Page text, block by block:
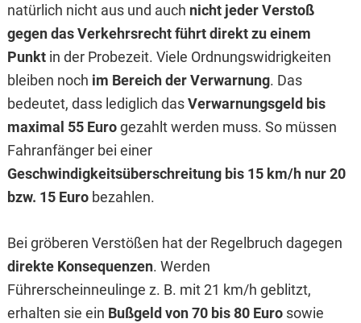
natürlich nicht aus und auch nicht jeder Verstoß
gegen das Verkehrsrecht führt direkt zu einem
Punktin der Probezeit. Viele Ordnungswidrigkeiten
bleiben noch im Bereich der Verwarnung. Das
bedeutet, dass lediglich dasVerwarnungsgeld bis
maximal 55 Eurogezahlt werden muss. So müssen
Fahranfänger bei einer
Geschwindigkeitsüberschreitung bis 15 km/h nur 20
bzw. 15 Eurobezahlen.
Bei gröberen Verstößen hat der Regelbruch dagegen
direkte Konsequenzen. Werden
Führerscheinneulinge z. B. mit 21 km/h geblitzt,
erhalten sie ein Bußgeld von 70 bis 80 Eurosowie